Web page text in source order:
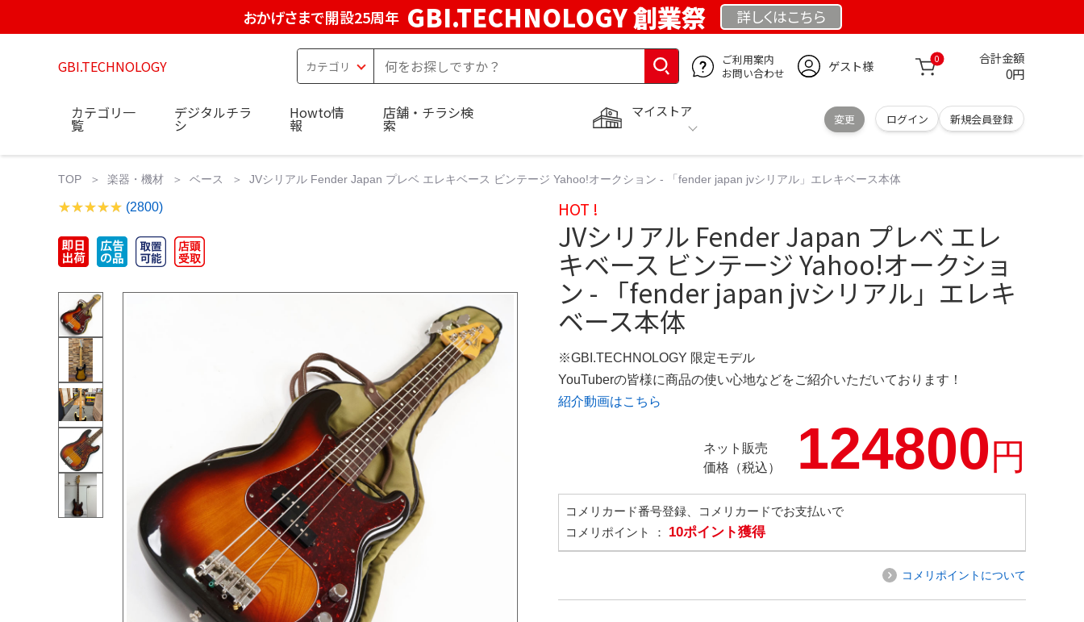
おかげさまで開設25周年 GBI.TECHNOLOGY 創業祭 詳しくはこちら
GBI.TECHNOLOGY
ご利用案内
お問い合わせ
ゲスト様 0 合計金額
0円
マイストア
変更 ログイン 新規会員登録
カテゴリ一
覧
デジタルチラ
シ
Howto情
報
店舗・チラシ検
索
TOP 楽器・機材 ベース JVシリアル Fender Japan プレベ エレキベース ビンテージ Yahoo!オークション - 「fender japan jvシリアル」エレキベース本体
(2800) HOT !
JVシリアル Fender Japan プレベ エレ
キベース ビンテージ Yahoo!オークショ
ン - 「fender japan jvシリアル」エレキ
ベース本体
※GBI.TECHNOLOGY 限定モデル
YouTuberの皆様に商品の使い心地などをご紹介いただいております！
紹介動画はこちら
ネット販売
価格（税込）
124800円
コメリカード番号登録、コメリカードでお支払いで
コメリポイント ： 10ポイント獲得
コメリポイントについて